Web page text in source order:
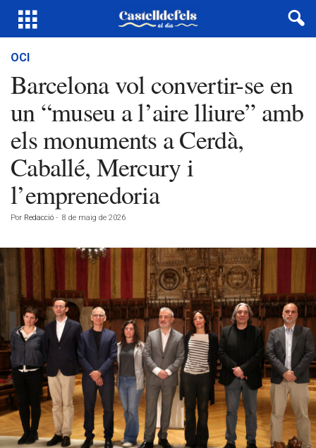
OCI
Barcelona vol convertir-se en
un “museu a l’aire lliure” amb
els monuments a Cerdà,
Caballé, Mercury i
l’emprenedoria
Por Redacció - 8 de maig de 2026